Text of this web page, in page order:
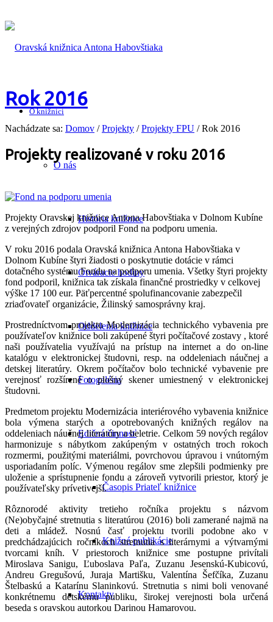
O knižnici
O nás
História knižnice
Otváracie hodiny
Oddelenia knižnice
Fotogaléria
Edičná činnosť
Časopis Priateľ knižnice
Knižné publikácie
Kontakty
Rok 2016
Nachádzate sa: Domov / Projekty / Projekty FPU / Rok 2016
Projekty realizované v roku 2016
Projekty Oravskej knižnice Antona Habovštiaka v Dolnom Kubíne
z verejných zdrojov podporil Fond na podporu umenia.
V roku 2016 podala Oravská knižnica Antona Habovštiaka v
Dolnom Kubíne štyri žiadosti o poskytnutie dotácie v rámci
dotačného systému Fondu na podporu umenia. Všetky štyri projekty
fond podporil, knižnica tak získala finančné prostriedky v celkovej
výške 17 100 eur. Päťpercentné spolufinancovanie zabezpečil
zriaďovateľ organizácie, Žilinský samosprávny kraj.
Prostredníctvom projektu Modernizácia technického vybavenia pre
používateľov knižnice boli zakúpené štyri počítačové zostavy , ktoré
naši používatelia využívajú na prístup na internet a do on-line
katalógu v elektronickej študovni, resp. na oddeleniach náučnej a
detskej literatúry. Okrem počítačov bolo technické vybavenie pre
verejnosť rozšírené o plošný skener umiestnený v elektronickej
študovni.
Predmetom projektu Modernizácia interiérového vybavenia knižnice
bola výmena starých a opotrebovaných knižných regálov na
oddeleniach náučnej literatúry a beletrie. Celkom 59 nových regálov
harmonizuje s nábytkom zakúpeným v ostatných troch rokoch
rozmermi, použitými materiálmi, povrchovou úpravou i vnútorným
usporiadaním políc. Výmenou regálov sme zlepšili podmienky pre
uloženie a sprístupnenie fondu a zároveň vytvorili priestor, ktorý je
používateľsky prívetivejší.
Rôznorodé aktivity tretieho ročníka projektu s názvom
(Ne)obyčajné stretnutia s literatúrou (2016) boli zamerané najmä na
deti a mládež. Nosnú časť projektu tvorili podobne ako v
predchádzajúcich ročníkoch stretnutia s literárnymi a výtvarnými
tvorcami kníh. V priestoroch knižnice sme postupne privítali
Miroslava Sanigu, Ľuboslava Paľa, Zuzanu Jesenskú-Kubicovú,
Andreu Gregušovú, Juraja Martišku, Valentína Šefčíka, Zuzanu
Štelbaskú a Katarínu Slaninkovú. Stretnutia s nimi boli venované
konkrétnemu detskému publiku, širokej verejnosti bola určená
beseda s oravskou autorkou Darinou Hamarovou.